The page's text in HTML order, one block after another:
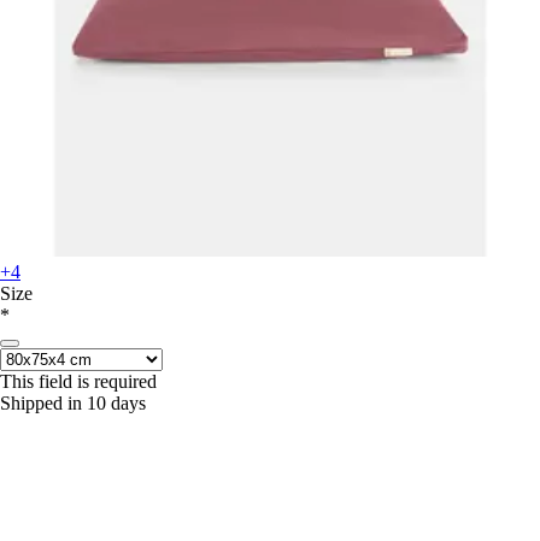
+4
Size
*
This field is required
Shipped in 10 days